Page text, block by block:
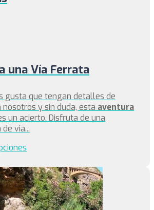
una Vía Ferrata
gusta que tengan detalles de
nosotros y sin duda, esta aventura
un acierto. Disfruta de una
via...